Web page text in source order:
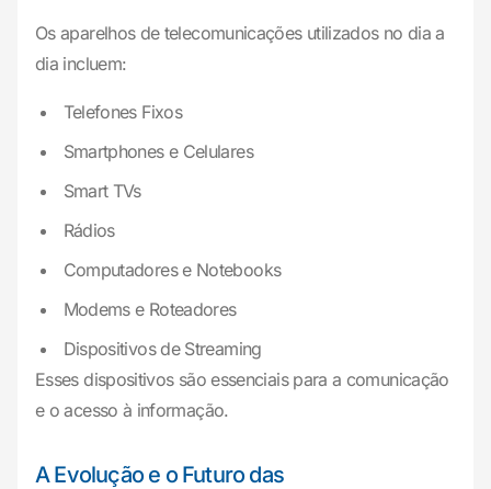
Os aparelhos de telecomunicações utilizados no dia a
dia incluem:
Telefones Fixos
Smartphones e Celulares
Smart TVs
Rádios
Computadores e Notebooks
Modems e Roteadores
Dispositivos de Streaming
Esses dispositivos são essenciais para a comunicação
e o acesso à informação.
A Evolução e o Futuro das